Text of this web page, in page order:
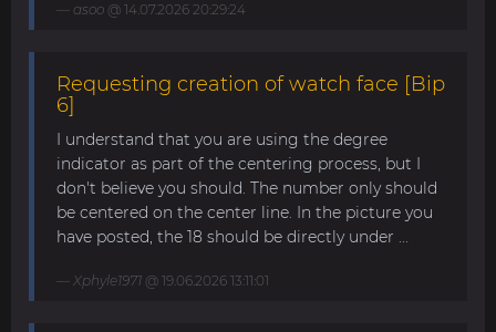
asoo @ 14.07.2026 20:29:24
Requesting creation of watch face [Bip
6]
I understand that you are using the degree
indicator as part of the centering process, but I
don't believe you should. The number only should
be centered on the center line. In the picture you
have posted, the 18 should be directly under ...
Xphyle1971 @ 19.06.2026 13:11:01